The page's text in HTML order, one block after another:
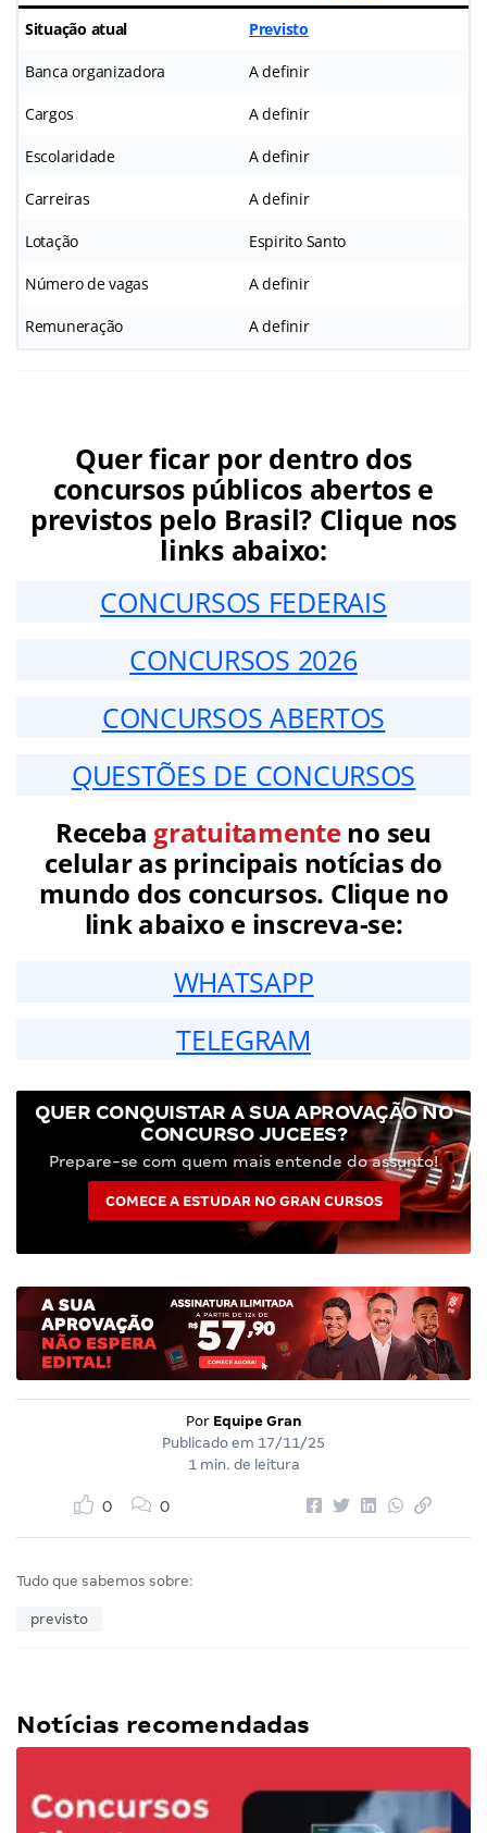
Situação atual Previsto
Banca organizadora A definir
Cargos A definir
Escolaridade A definir
Carreiras A definir
Lotação Espirito Santo
Número de vagas A definir
Remuneração A definir
Quer ficar por dentro dos
concursos públicos abertos e
previstos pelo Brasil? Clique nos
links abaixo:
CONCURSOS FEDERAIS
CONCURSOS 2026
CONCURSOS ABERTOS
QUESTÕES DE CONCURSOS
Receba gratuitamenteno seu
celular as principais notícias do
mundo dos concursos. Clique no
link abaixo e inscreva-se:
WHATSAPP
TELEGRAM
QUER CONQUISTAR A SUA APROVAÇÃO NO
CONCURSO JUCEES?
Prepare-se com quem mais entende do assunto!
COMECE A ESTUDAR NO GRAN CURSOS
Por Equipe Gran
Publicado em 17/11/25
1 min. de leitura
0 0
Tudo que sabemos sobre:
previsto
Notícias recomendadas